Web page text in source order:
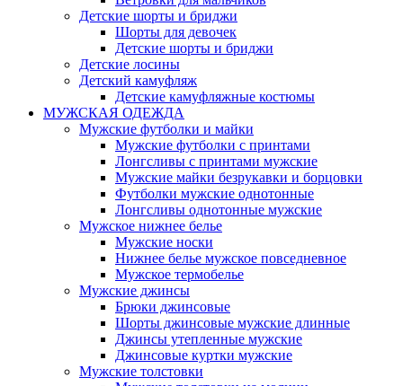
Детские шорты и бриджи
Шорты для девочек
Детские шорты и бриджи
Детские лосины
Детский камуфляж
Детские камуфляжные костюмы
МУЖСКАЯ ОДЕЖДА
Мужские футболки и майки
Мужские футболки с принтами
Лонгсливы с принтами мужские
Мужские майки безрукавки и борцовки
Футболки мужские однотонные
Лонгсливы однотонные мужские
Мужское нижнее белье
Мужские носки
Нижнее белье мужское повседневное
Мужское термобелье
Мужские джинсы
Брюки джинсовые
Шорты джинсовые мужские длинные
Джинсы утепленные мужские
Джинсовые куртки мужские
Мужские толстовки